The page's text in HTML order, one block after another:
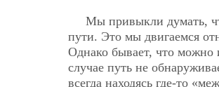
Мы привыкли думать,
пути. Это мы двигаемся
Однако бывает, что
случае путь не
всегда находясь где-то